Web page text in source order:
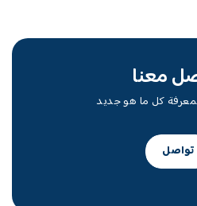
معنا
لمعرفة كل ما هو جديد
تواصل